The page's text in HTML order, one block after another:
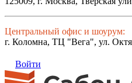
Центральный офис и шоурум:
г. Коломна, ТЦ "Вега", ул.
Войти